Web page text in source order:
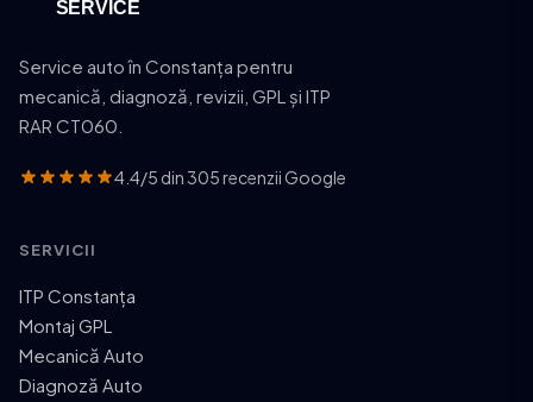
Service auto în Constanța pentru
mecanică, diagnoză, revizii, GPL și ITP
RAR CT060.
4.4/5 din 305 recenzii Google
SERVICII
ITP Constanța
Montaj GPL
Mecanică Auto
Diagnoză Auto